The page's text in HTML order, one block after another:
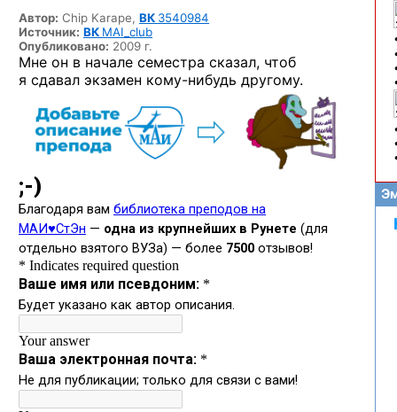
Автор: Chip Karape, ВК 3540984
Источник: ВК MAI_club
Опубликовано: 2009 г.
Мне он в начале семестра сказал, чтоб
я сдавал экзамен кому-нибудь другому.